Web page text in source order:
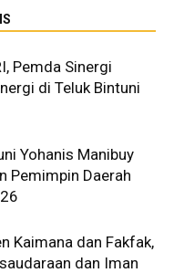
Pemda Sinergi
di Teluk Bintuni
Yohanis Manibuy
Pemimpin Daerah
Kaimana dan Fakfak,
dan Iman